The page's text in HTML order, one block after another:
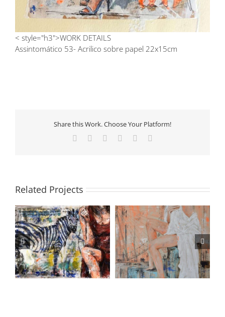
< style="h3">WORK DETAILS
Assintomático 53- Acrilico sobre papel 22x15cm
Share this Work. Choose Your Platform!
Facebook LinkedIn
TumblrPinterest
Related Projects